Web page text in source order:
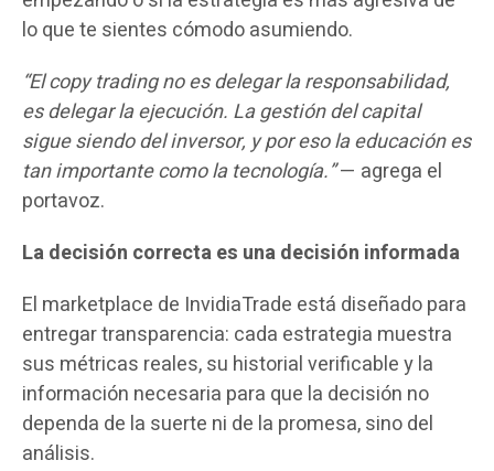
lo que te sientes cómodo asumiendo.
“El copy trading no es delegar la responsabilidad,
es delegar la ejecución. La gestión del capital
sigue siendo del inversor, y por eso la educación es
tan importante como la tecnología.”— agrega el
portavoz.
La decisión correcta es una decisión informada
El marketplace de InvidiaTrade está diseñado para
entregar transparencia: cada estrategia muestra
sus métricas reales, su historial verificable y la
información necesaria para que la decisión no
dependa de la suerte ni de la promesa, sino del
análisis.